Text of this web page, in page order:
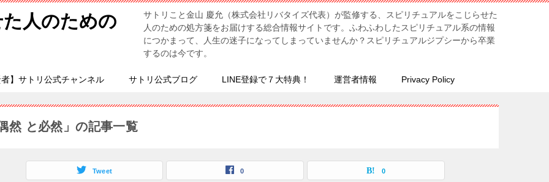
人のための
サトリこと金山 慶允（株式会社リバタイズ代表）が監修する、スピリチュアルをこじらせた
人のための処方箋をお届けする総合情報サイトです。ふわふわしたスピリチュアル系の情報
につかまって、人生の迷子になってしまっていませんか？スピリチュアルジプシーから卒業
するのは今です。
】サトリ公式チャンネル サトリ公式ブログ LINE登録で７大特典！ 運営者情報 Privacy Policy
然 と必然」の記事一覧
Tweet 0 0